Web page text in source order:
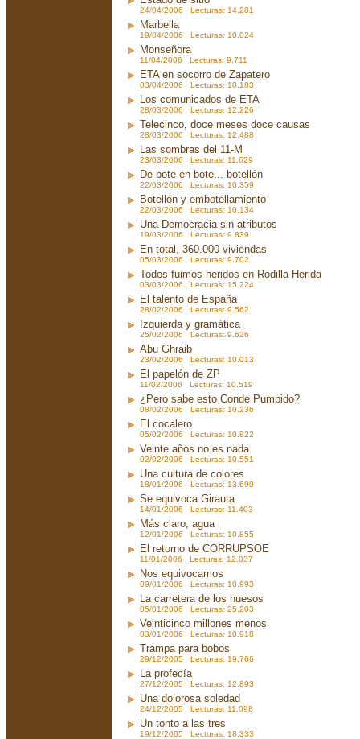
24/04/2006 Lecturas: 14.281
Marbella
19/04/2006 Lecturas: 10.024
Monseñora
11/04/2006 Lecturas: 9.711
ETA en socorro de Zapatero
03/04/2006 Lecturas: 10.183
Los comunicados de ETA
28/03/2006 Lecturas: 12.226
Telecinco, doce meses doce causas
28/03/2006 Lecturas: 12.488
Las sombras del 11-M
23/03/2006 Lecturas: 11.629
De bote en bote... botellón
22/03/2006 Lecturas: 10.359
Botellón y embotellamiento
22/03/2006 Lecturas: 10.134
Una Democracia sin atributos
19/03/2006 Lecturas: 9.839
En total, 360.000 viviendas
05/03/2006 Lecturas: 9.702
Todos fuimos heridos en Rodilla Herida
03/03/2006 Lecturas: 15.224
El talento de España
28/02/2006 Lecturas: 9.562
Izquierda y gramática
25/02/2006 Lecturas: 9.626
Abu Ghraib
23/02/2006 Lecturas: 10.013
El papelón de ZP
11/02/2006 Lecturas: 10.519
¿Pero sabe esto Conde Pumpido?
08/02/2006 Lecturas: 10.236
El cocalero
05/02/2006 Lecturas: 10.822
Veinte años no es nada
02/02/2006 Lecturas: 10.551
Una cultura de colores
18/01/2006 Lecturas: 13.690
Se equivoca Girauta
14/01/2006 Lecturas: 11.403
Más claro, agua
12/01/2006 Lecturas: 10.855
El retorno de CORRUPSOE
11/01/2006 Lecturas: 12.037
Nos equivocamos
09/01/2006 Lecturas: 10.993
La carretera de los huesos
05/01/2006 Lecturas: 25.203
Veinticinco millones menos
03/01/2006 Lecturas: 10.918
Trampa para bobos
29/12/2005 Lecturas: 19.766
La profecía
27/12/2005 Lecturas: 12.893
Una dolorosa soledad
24/12/2005 Lecturas: 11.098
Un tonto a las tres
19/12/2005 Lecturas: 18.333